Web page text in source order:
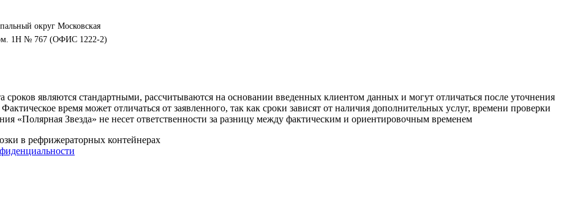
округ Московская
1Н № 767 (ОФИС 1222-2)
являются стандартными, рассчитываются на основании введенных клиентом данных и могут отличаться после уточнения
время может отличаться от заявленного, так как сроки зависят от наличия дополнительных услуг, времени проверки
«Полярная Звезда» не несет ответственности за разницу между фактическим и ориентировочным временем
в рефрижераторных контейнерах